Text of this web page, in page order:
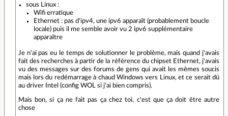
sous Linux :
Wifi erratique
Ethernet : pas d'ipv4, une ipv6 apparaît (probablement boucle
locale) puis il me semble avoir vu 2 ipv6 supplémentaire
apparaître
Je n'ai pas eu le temps de solutionner le problème, mais quand j'avais
fait des recherches à partir de la référence du chipset Ethernet, j'avais
vu des messages sur des forums de gens qui avait les mêmes soucis
mais lors du redémarrage à chaud Windows vers Linux, et ce serait dû
au driver Intel (config WOL si j'ai bien compris).
Mais bon, si ça ne fait pas ça chez toi, c'est que ça doit être autre
chose